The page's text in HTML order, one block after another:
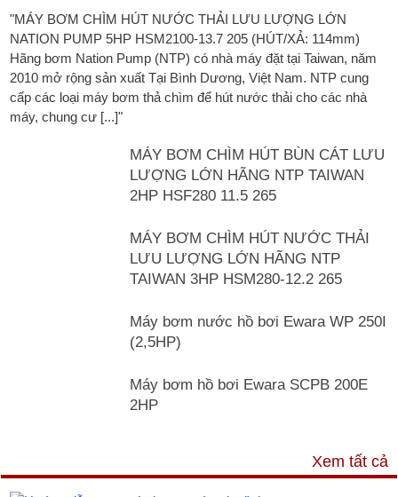
"MÁY BƠM CHÌM HÚT NƯỚC THẢI LƯU LƯỢNG LỚN
NATION PUMP 5HP HSM2100-13.7 205 (HÚT/XẢ: 114mm)
Hãng bơm Nation Pump (NTP) có nhà máy đặt tại Taiwan, năm
2010 mở rộng sản xuất Tại Bình Dương, Việt Nam. NTP cung
cấp các loại máy bơm thả chìm để hút nước thải cho các nhà
máy, chung cư [...]"
MÁY BƠM CHÌM HÚT BÙN CÁT LƯU
LƯỢNG LỚN HÃNG NTP TAIWAN
2HP HSF280 11.5 265
MÁY BƠM CHÌM HÚT NƯỚC THẢI
LƯU LƯỢNG LỚN HÃNG NTP
TAIWAN 3HP HSM280-12.2 265
Máy bơm nước hồ bơi Ewara WP 250I
(2,5HP)
Máy bơm hồ bơi Ewara SCPB 200E
2HP
Xem tất cả